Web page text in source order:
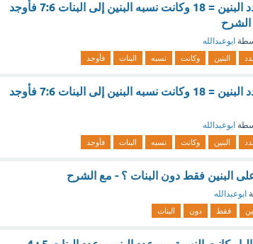
مدرسه بها بنين وبنات فإذا كان عدد البنين = 18 وكانت نسبه البنين إلى البنات 7:6 فأوجد
ابوعبدالله
البنين وكانت نسبه البنات فأوجد
مدرسه بها بنين وبنات فإذا كان عدد البنين = 18 وكانت نسبه البنين إلى البنات 7:6 فأوجد
ابوعبدالله
البنين وكانت نسبه البنات فأوجد
البنين فقط دون البنات ؟ - مع الشرح
ابوعبدالله
فقط دون البنات